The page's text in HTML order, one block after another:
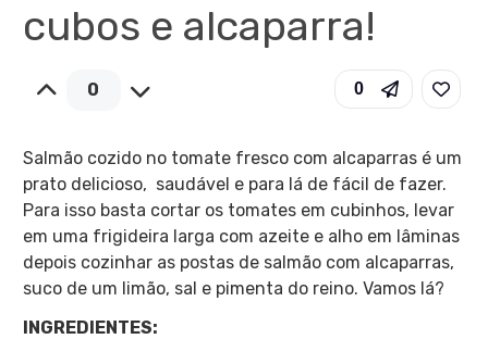
cubos e alcaparra!
0 0
Salmão cozido no tomate fresco com alcaparras é um
prato delicioso, saudável e para lá de fácil de fazer.
Para isso basta cortar os tomates em cubinhos, levar
em uma frigideira larga com azeite e alho em lâminas
depois cozinhar as postas de salmão com alcaparras,
suco de um limão, sal e pimenta do reino. Vamos lá?
INGREDIENTES: